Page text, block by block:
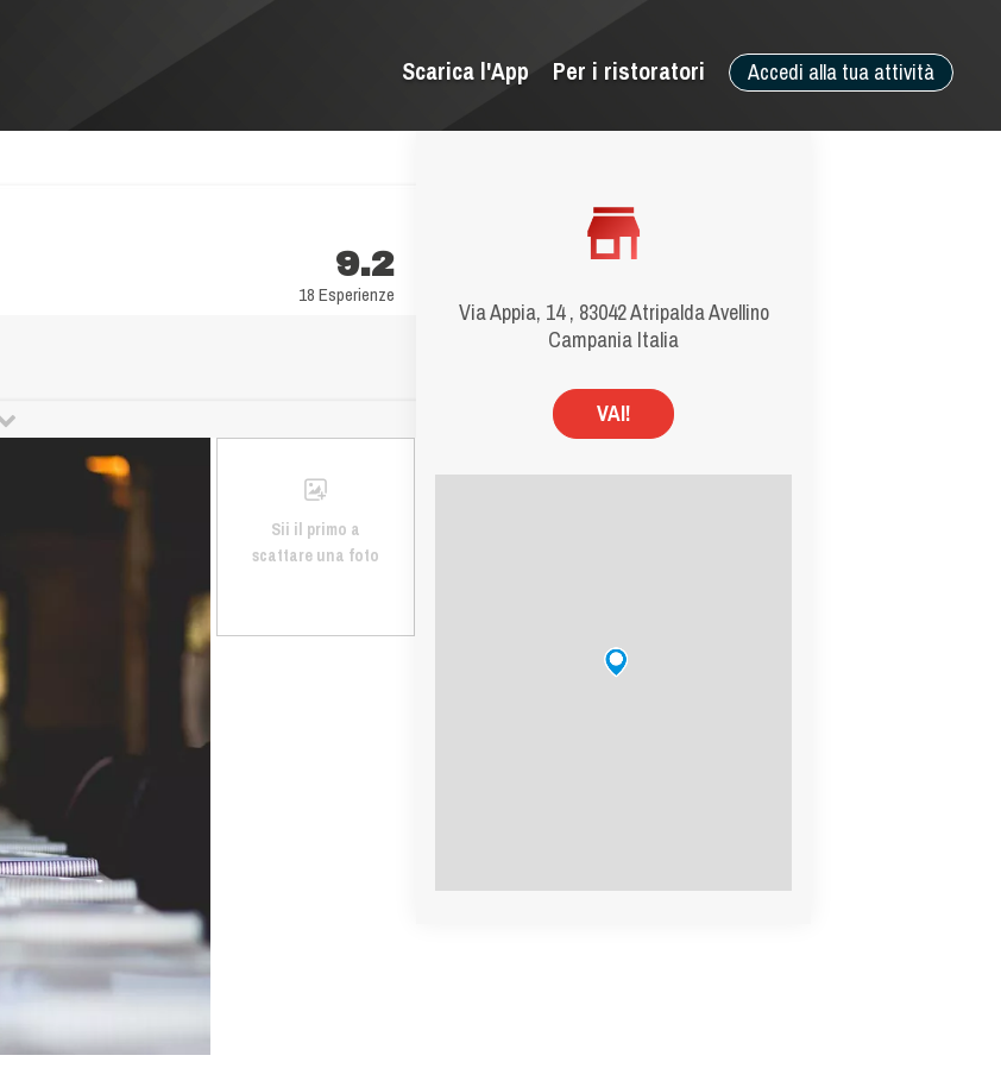
Accedi alla tua attività
Per i ristoratori
Scarica l'App
Via Appia, 14 , 83042 Atripalda Avellino
Campania Italia
VAI!
9.2
18 Esperienze
Sii il primo a
scattare una foto